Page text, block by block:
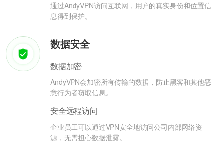
通过AndyVPN访问互联网，用户的真实身份和位置信
息得到保护。
数据安全
数据加密
AndyVPN会加密所有传输的数据，防止黑客和其他恶
意行为者窃取信息。
安全远程访问
企业员工可以通过VPN安全地访问公司内部网络资
源，无需担心数据泄露。